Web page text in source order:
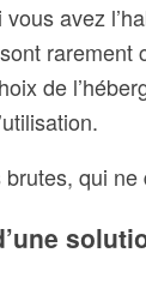
vous avez
de
brutes, qui